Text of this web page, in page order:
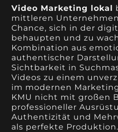
Video Marketing lokal
mittleren
Chance, sich in der
behaupten und zu
Kombination aus
authentischer
Sichtbarkeit in
Videos zu einem
im modernen
KMU nicht mit großen
professioneller
Authentizität und
als perfekte Produktion.